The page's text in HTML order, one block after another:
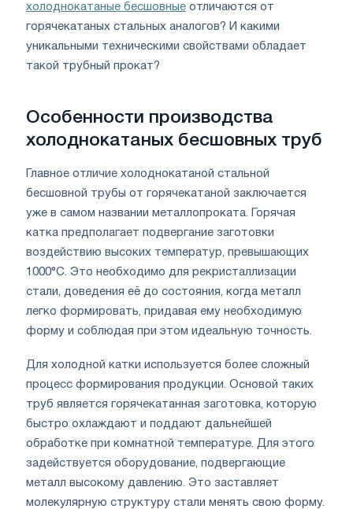
холоднокатаные бесшовные отличаются от
горячекатаных стальных аналогов? И какими
уникальными техническими свойствами обладает
такой трубный прокат?
Особенности производства
холоднокатаных бесшовных труб
Главное отличие холоднокатаной стальной
бесшовной трубы от горячекатаной заключается
уже в самом названии металлопроката. Горячая
катка предполагает подвергание заготовки
воздействию высоких температур, превышающих
1000°С. Это необходимо для рекристаллизации
стали, доведения её до состояния, когда металл
легко формировать, придавая ему необходимую
форму и соблюдая при этом идеальную точность.
Для холодной катки используется более сложный
процесс формирования продукции. Основой таких
труб является горячекатанная заготовка, которую
быстро охлаждают и поддают дальнейшей
обработке при комнатной температуре. Для этого
задействуется оборудование, подвергающие
металл высокому давлению. Это заставляет
молекулярную структуру стали менять свою форму.